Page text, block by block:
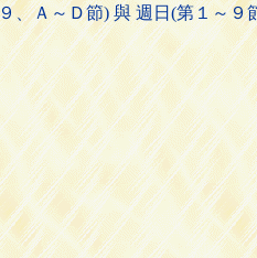
Ａ～Ｄ節) 與 週日(第１～９